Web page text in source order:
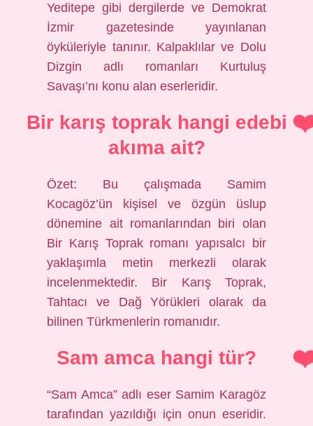
Yeditepe gibi dergilerde ve Demokrat
İzmir gazetesinde yayınlanan
öyküleriyle tanınır. Kalpaklılar ve Dolu
Dizgin adlı romanları Kurtuluş
Savaşı’nı konu alan eserleridir.
Bir karış toprak hangi edebi
akıma ait?
Özet: Bu çalışmada Samim
Kocagöz’ün kişisel ve özgün üslup
dönemine ait romanlarından biri olan
Bir Karış Toprak romanı yapısalcı bir
yaklaşımla metin merkezli olarak
incelenmektedir. Bir Karış Toprak,
Tahtacı ve Dağ Yörükleri olarak da
bilinen Türkmenlerin romanıdır.
Sam amca hangi tür?
“Sam Amca” adlı eser Samim Karagöz
tarafından yazıldığı için onun eseridir.